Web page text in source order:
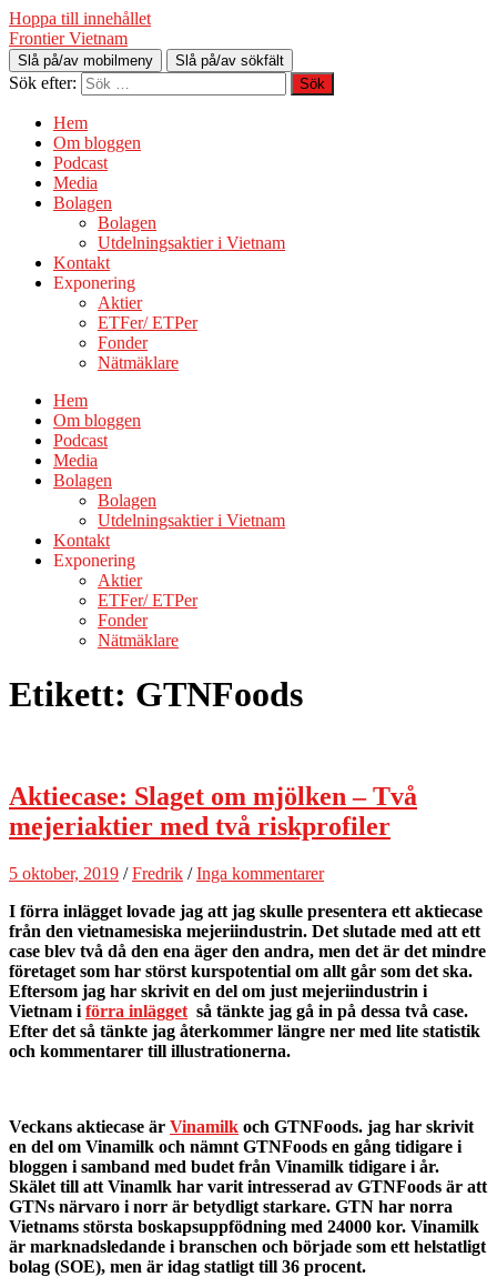
Hoppa till innehållet
Frontier Vietnam
Slå på/av mobilmeny Slå på/av sökfält
Sök efter:
Hem
Om bloggen
Podcast
Media
Bolagen
Bolagen
Utdelningsaktier i Vietnam
Kontakt
Exponering
Aktier
ETFer/ ETPer
Fonder
Nätmäklare
Hem
Om bloggen
Podcast
Media
Bolagen
Bolagen
Utdelningsaktier i Vietnam
Kontakt
Exponering
Aktier
ETFer/ ETPer
Fonder
Nätmäklare
Etikett: GTNFoods
Aktiecase: Slaget om mjölken – Två
mejeriaktier med två riskprofiler
5 oktober, 2019 /Fredrik /Inga kommentarer
I förra inlägget lovade jag att jag skulle presentera ett aktiecase
från den vietnamesiska mejeriindustrin. Det slutade med att ett
case blev två då den ena äger den andra, men det är det mindre
företaget som har störst kurspotential om allt går som det ska.
Eftersom jag har skrivit en del om just mejeriindustrin i
Vietnam i förra inlägget så tänkte jag gå in på dessa två case.
Efter det så tänkte jag återkommer längre ner med lite statistik
och kommentarer till illustrationerna.
Veckans aktiecase är Vinamilk och GTNFoods. jag har skrivit
en del om Vinamilk och nämnt GTNFoods en gång tidigare i
bloggen i samband med budet från Vinamilk tidigare i år.
Skälet till att Vinamlk har varit intresserad av GTNFoods är att
GTNs närvaro i norr är betydligt starkare. GTN har norra
Vietnams största boskapsuppfödning med 24000 kor. Vinamilk
är marknadsledande i branschen och började som ett helstatligt
bolag (SOE), men är idag statligt till 36 procent.